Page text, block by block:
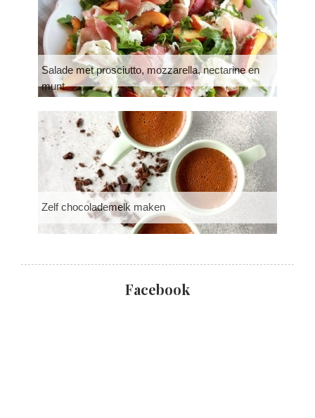
Salade met prosciutto, mozzarella, nectarine en
munt
Zelf chocolademelk maken
Facebook